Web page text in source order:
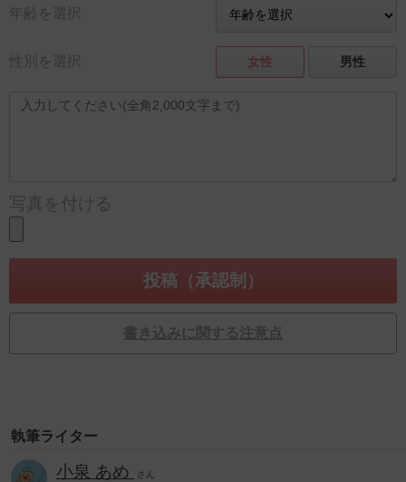
年齢を選択
性別を選択 女性 男性
写真を付ける
書き込みに関する注意点
執筆ライター
小泉 あめ さん